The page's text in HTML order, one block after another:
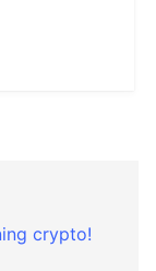
crypto!